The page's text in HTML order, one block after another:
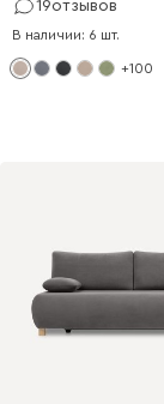
19отзывов
В наличии: 6 шт.
+100